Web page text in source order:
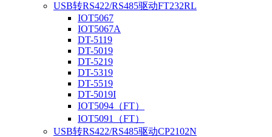
USB转RS422/RS485驱动FT232RL
IOT5067
IOT5067A
DT-5119
DT-5019
DT-5219
DT-5319
DT-5519
DT-5019I
IOT5094（FT）
IOT5091（FT）
USB转RS422/RS485驱动CP2102N